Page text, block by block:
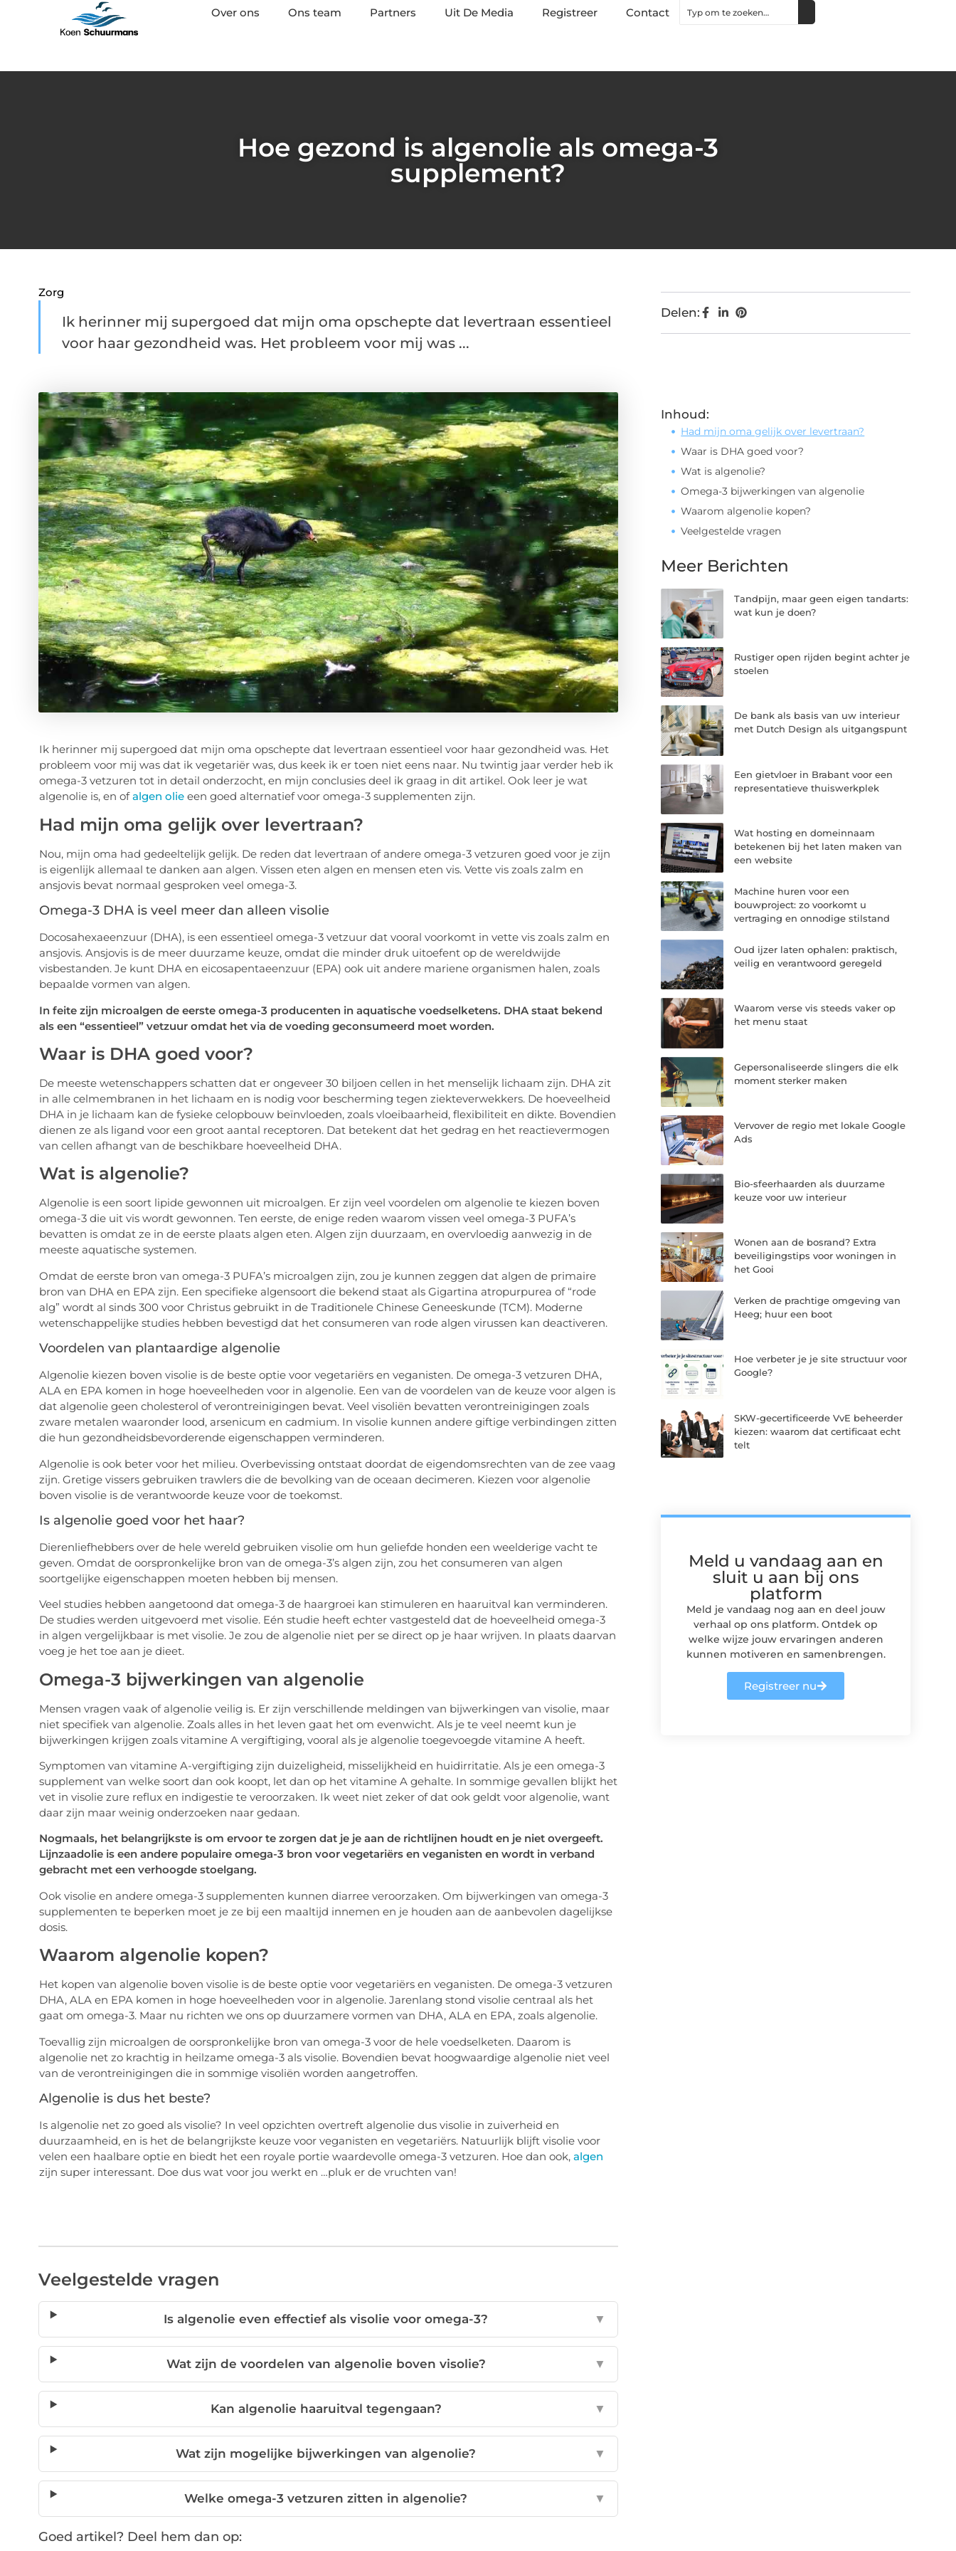
Over ons Ons team Partners Uit De Media Registreer Contact
Hoe gezond is algenolie als omega-3
supplement?
Zorg
Ik herinner mij supergoed dat mijn oma opschepte dat levertraan essentieel
voor haar gezondheid was. Het probleem voor mij was ...
Ik herinner mij supergoed dat mijn oma opschepte dat levertraan essentieel voor haar gezondheid was. Het
probleem voor mij was dat ik vegetariër was, dus keek ik er toen niet eens naar. Nu twintig jaar verder heb ik
omega-3 vetzuren tot in detail onderzocht, en mijn conclusies deel ik graag in dit artikel. Ook leer je wat
algenolie is, en ofalgen olieeen goed alternatief voor omega-3 supplementen zijn.
Had mijn oma gelijk over levertraan?
Nou, mijn oma had gedeeltelijk gelijk. De reden dat levertraan of andere omega-3 vetzuren goed voor je zijn
is eigenlijk allemaal te danken aan algen. Vissen eten algen en mensen eten vis. Vette vis zoals zalm en
ansjovis bevat normaal gesproken veel omega-3.
Omega-3 DHA is veel meer dan alleen visolie
Docosahexaeenzuur (DHA), is een essentieel omega-3 vetzuur dat vooral voorkomt in vette vis zoals zalm en
ansjovis. Ansjovis is de meer duurzame keuze, omdat die minder druk uitoefent op de wereldwijde
visbestanden. Je kunt DHA en eicosapentaeenzuur (EPA) ook uit andere mariene organismen halen, zoals
bepaalde vormen van algen.
In feite zijn microalgen de eerste omega-3 producenten in aquatische voedselketens. DHA staat bekend
als een “essentieel” vetzuur omdat het via de voeding geconsumeerd moet worden.
Waar is DHA goed voor?
De meeste wetenschappers schatten dat er ongeveer 30 biljoen cellen in het menselijk lichaam zijn. DHA zit
in alle celmembranen in het lichaam en is nodig voor bescherming tegen ziekteverwekkers. De hoeveelheid
DHA in je lichaam kan de fysieke celopbouw beïnvloeden, zoals vloeibaarheid, flexibiliteit en dikte. Bovendien
dienen ze als ligand voor een groot aantal receptoren. Dat betekent dat het gedrag en het reactievermogen
van cellen afhangt van de beschikbare hoeveelheid DHA.
Wat is algenolie?
Algenolie is een soort lipide gewonnen uit microalgen. Er zijn veel voordelen om algenolie te kiezen boven
omega-3 die uit vis wordt gewonnen. Ten eerste, de enige reden waarom vissen veel omega-3 PUFA’s
bevatten is omdat ze in de eerste plaats algen eten. Algen zijn duurzaam, en overvloedig aanwezig in de
meeste aquatische systemen.
Omdat de eerste bron van omega-3 PUFA’s microalgen zijn, zou je kunnen zeggen dat algen de primaire
bron van DHA en EPA zijn. Een specifieke algensoort die bekend staat als Gigartina atropurpurea of “rode
alg” wordt al sinds 300 voor Christus gebruikt in de Traditionele Chinese Geneeskunde (TCM). Moderne
wetenschappelijke studies hebben bevestigd dat het consumeren van rode algen virussen kan deactiveren.
Voordelen van plantaardige algenolie
Algenolie kiezen boven visolie is de beste optie voor vegetariërs en veganisten. De omega-3 vetzuren DHA,
ALA en EPA komen in hoge hoeveelheden voor in algenolie. Een van de voordelen van de keuze voor algen is
dat algenolie geen cholesterol of verontreinigingen bevat. Veel visoliën bevatten verontreinigingen zoals
zware metalen waaronder lood, arsenicum en cadmium. In visolie kunnen andere giftige verbindingen zitten
die hun gezondheidsbevorderende eigenschappen verminderen.
Algenolie is ook beter voor het milieu. Overbevissing ontstaat doordat de eigendomsrechten van de zee vaag
zijn. Gretige vissers gebruiken trawlers die de bevolking van de oceaan decimeren. Kiezen voor algenolie
boven visolie is de verantwoorde keuze voor de toekomst.
Is algenolie goed voor het haar?
Dierenliefhebbers over de hele wereld gebruiken visolie om hun geliefde honden een weelderige vacht te
geven. Omdat de oorspronkelijke bron van de omega-3’s algen zijn, zou het consumeren van algen
soortgelijke eigenschappen moeten hebben bij mensen.
Veel studies hebben aangetoond dat omega-3 de haargroei kan stimuleren en haaruitval kan verminderen.
De studies werden uitgevoerd met visolie. Eén studie heeft echter vastgesteld dat de hoeveelheid omega-3
in algen vergelijkbaar is met visolie. Je zou de algenolie niet per se direct op je haar wrijven. In plaats daarvan
voeg je het toe aan je dieet.
Omega-3 bijwerkingen van algenolie
Mensen vragen vaak of algenolie veilig is. Er zijn verschillende meldingen van bijwerkingen van visolie, maar
niet specifiek van algenolie. Zoals alles in het leven gaat het om evenwicht. Als je te veel neemt kun je
bijwerkingen krijgen zoals vitamine A vergiftiging, vooral als je algenolie toegevoegde vitamine A heeft.
Symptomen van vitamine A-vergiftiging zijn duizeligheid, misselijkheid en huidirritatie. Als je een omega-3
supplement van welke soort dan ook koopt, let dan op het vitamine A gehalte. In sommige gevallen blijkt het
vet in visolie zure reflux en indigestie te veroorzaken. Ik weet niet zeker of dat ook geldt voor algenolie, want
daar zijn maar weinig onderzoeken naar gedaan.
Nogmaals, het belangrijkste is om ervoor te zorgen dat je je aan de richtlijnen houdt en je niet overgeeft.
Lijnzaadolie is een andere populaire omega-3 bron voor vegetariërs en veganisten en wordt in verband
gebracht met een verhoogde stoelgang.
Ook visolie en andere omega-3 supplementen kunnen diarree veroorzaken. Om bijwerkingen van omega-3
supplementen te beperken moet je ze bij een maaltijd innemen en je houden aan de aanbevolen dagelijkse
dosis.
Waarom algenolie kopen?
Het kopen van algenolie boven visolie is de beste optie voor vegetariërs en veganisten. De omega-3 vetzuren
DHA, ALA en EPA komen in hoge hoeveelheden voor in algenolie. Jarenlang stond visolie centraal als het
gaat om omega-3. Maar nu richten we ons op duurzamere vormen van DHA, ALA en EPA, zoals algenolie.
Toevallig zijn microalgen de oorspronkelijke bron van omega-3 voor de hele voedselketen. Daarom is
algenolie net zo krachtig in heilzame omega-3 als visolie. Bovendien bevat hoogwaardige algenolie niet veel
van de verontreinigingen die in sommige visoliën worden aangetroffen.
Algenolie is dus het beste?
Is algenolie net zo goed als visolie? In veel opzichten overtreft algenolie dus visolie in zuiverheid en
duurzaamheid, en is het de belangrijkste keuze voor veganisten en vegetariërs. Natuurlijk blijft visolie voor
velen een haalbare optie en biedt het een royale portie waardevolle omega-3 vetzuren. Hoe dan ook, algen
zijn super interessant. Doe dus wat voor jou werkt en …pluk er de vruchten van!
Veelgestelde vragen
Is algenolie even effectief als visolie voor omega-3? ▼
Wat zijn de voordelen van algenolie boven visolie? ▼
Kan algenolie haaruitval tegengaan? ▼
Wat zijn mogelijke bijwerkingen van algenolie? ▼
Welke omega-3 vetzuren zitten in algenolie? ▼
Goed artikel? Deel hem dan op:
Delen:
Inhoud:
Had mijn oma gelijk over levertraan?
Waar is DHA goed voor?
Wat is algenolie?
Omega-3 bijwerkingen van algenolie
Waarom algenolie kopen?
Veelgestelde vragen
Meer Berichten
Tandpijn, maar geen eigen tandarts:
wat kun je doen?
Rustiger open rijden begint achter je
stoelen
De bank als basis van uw interieur
met Dutch Design als uitgangspunt
Een gietvloer in Brabant voor een
representatieve thuiswerkplek
Wat hosting en domeinnaam
betekenen bij het laten maken van
een website
Machine huren voor een
bouwproject: zo voorkomt u
vertraging en onnodige stilstand
Oud ijzer laten ophalen: praktisch,
veilig en verantwoord geregeld
Waarom verse vis steeds vaker op
het menu staat
Gepersonaliseerde slingers die elk
moment sterker maken
Vervover de regio met lokale Google
Ads
Bio-sfeerhaarden als duurzame
keuze voor uw interieur
Wonen aan de bosrand? Extra
beveiligingstips voor woningen in
het Gooi
Verken de prachtige omgeving van
Heeg; huur een boot
Hoe verbeter je je site structuur voor
Google?
SKW-gecertificeerde VvE beheerder
kiezen: waarom dat certificaat echt
telt
Meld u vandaag aan en
sluit u aan bij ons
platform
Meld je vandaag nog aan en deel jouw
verhaal op ons platform. Ontdek op
welke wijze jouw ervaringen anderen
kunnen motiveren en samenbrengen.
Registreer nu